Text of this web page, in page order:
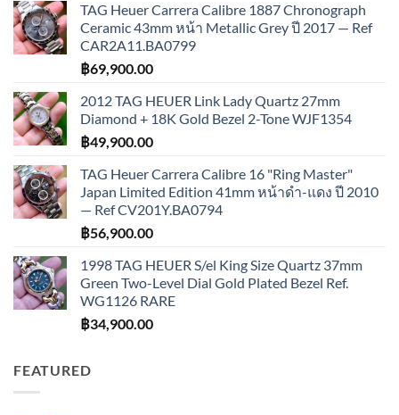
TAG Heuer Carrera Calibre 1887 Chronograph
Ceramic 43mm หน้า Metallic Grey ปี 2017 — Ref
CAR2A11.BA0799
฿69,900.00
2012 TAG HEUER Link Lady Quartz 27mm
Diamond + 18K Gold Bezel 2-Tone WJF1354
฿49,900.00
TAG Heuer Carrera Calibre 16 "Ring Master"
Japan Limited Edition 41mm หน้าดำ-แดง ปี 2010
— Ref CV201Y.BA0794
฿56,900.00
1998 TAG HEUER S/el King Size Quartz 37mm
Green Two-Level Dial Gold Plated Bezel Ref.
WG1126 RARE
฿34,900.00
FEATURED